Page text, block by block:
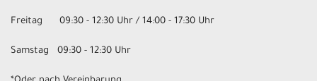
Freitag 09:30 - 12:30 Uhr / 14:00 - 17:30 Uhr
Samstag 09:30 - 12:30 Uhr